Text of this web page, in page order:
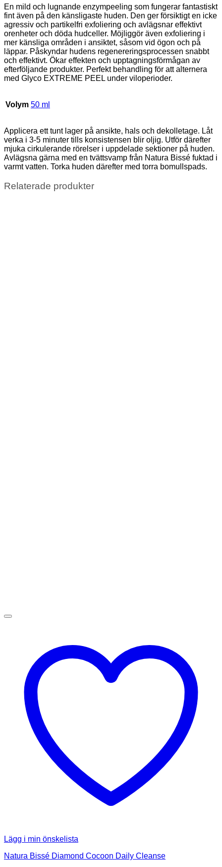
En mild och lugnande enzympeeling som fungerar fantastiskt
fint även på den känsligaste huden. Den ger försiktigt en icke
agressiv och partikelfri exfoliering och avlägsnar effektivt
orenheter och döda hudceller. Möjliggör även exfoliering i
mer känsliga områden i ansiktet, såsom vid ögon och på
läppar. Påskyndar hudens regenereringsprocessen snabbt
och effektivt. Ökar effekten och upptagningsförmågan av
efterföljande produkter. Perfekt behandling för att alternera
med Glyco EXTREME PEEL under viloperioder.
Volym 50 ml
Applicera ett tunt lager på ansikte, hals och dekolletage. Låt
verka i 3-5 minuter tills konsistensen blir oljig. Utför därefter
mjuka cirkulerande rörelser i uppdelade sektioner på huden.
Avlägsna gärna med en tvättsvamp från Natura Bissé fuktad i
varmt vatten. Torka huden därefter med torra bomullspads.
Relaterade produkter
Lägg i min önskelista
Natura Bissé Diamond Cocoon Daily Cleanse